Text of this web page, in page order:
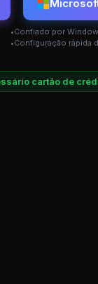
Confiado por
Configuração rápida
cartão de